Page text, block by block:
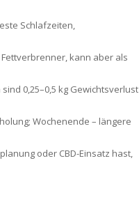
Schlafzeiten,
kann aber als
0,25–0,5 kg Gewichtsverlust
Wochenende – längere
oder CBD-Einsatz hast,